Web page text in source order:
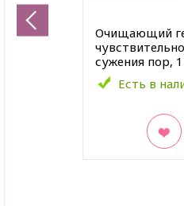
Очищающий
сужения пор,
Есть в